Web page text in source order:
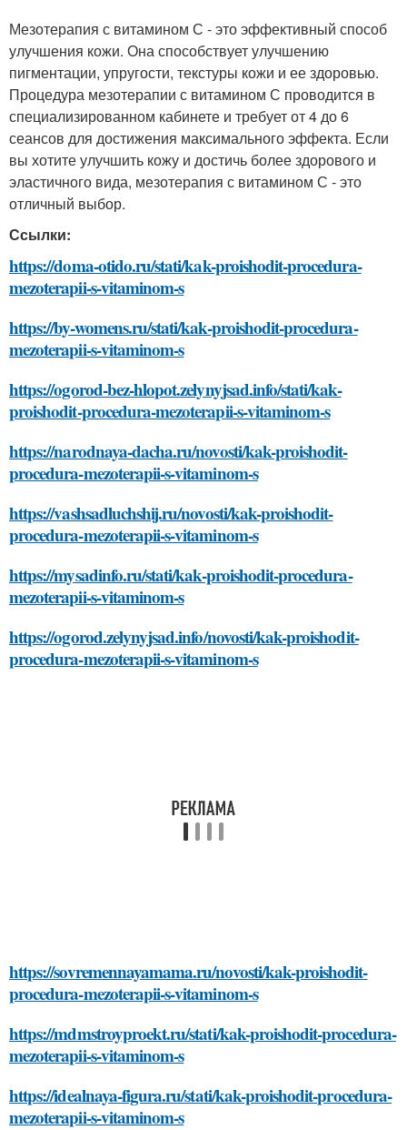
Мезотерапия с витамином С - это эффективный способ
улучшения кожи. Она способствует улучшению
пигментации, упругости, текстуры кожи и ее здоровью.
Процедура мезотерапии с витамином С проводится в
специализированном кабинете и требует от 4 до 6
сеансов для достижения максимального эффекта. Если
вы хотите улучшить кожу и достичь более здорового и
эластичного вида, мезотерапия с витамином С - это
отличный выбор.
Ссылки:
https://doma-otido.ru/stati/kak-proishodit-procedura-
mezoterapii-s-vitaminom-s
https://by-womens.ru/stati/kak-proishodit-procedura-
mezoterapii-s-vitaminom-s
https://ogorod-bez-hlopot.zelynyjsad.info/stati/kak-
proishodit-procedura-mezoterapii-s-vitaminom-s
https://narodnaya-dacha.ru/novosti/kak-proishodit-
procedura-mezoterapii-s-vitaminom-s
https://vashsadluchshij.ru/novosti/kak-proishodit-
procedura-mezoterapii-s-vitaminom-s
https://mysadinfo.ru/stati/kak-proishodit-procedura-
mezoterapii-s-vitaminom-s
https://ogorod.zelynyjsad.info/novosti/kak-proishodit-
procedura-mezoterapii-s-vitaminom-s
https://sovremennayamama.ru/novosti/kak-proishodit-
procedura-mezoterapii-s-vitaminom-s
https://mdmstroyproekt.ru/stati/kak-proishodit-procedura-
mezoterapii-s-vitaminom-s
https://idealnaya-figura.ru/stati/kak-proishodit-procedura-
mezoterapii-s-vitaminom-s